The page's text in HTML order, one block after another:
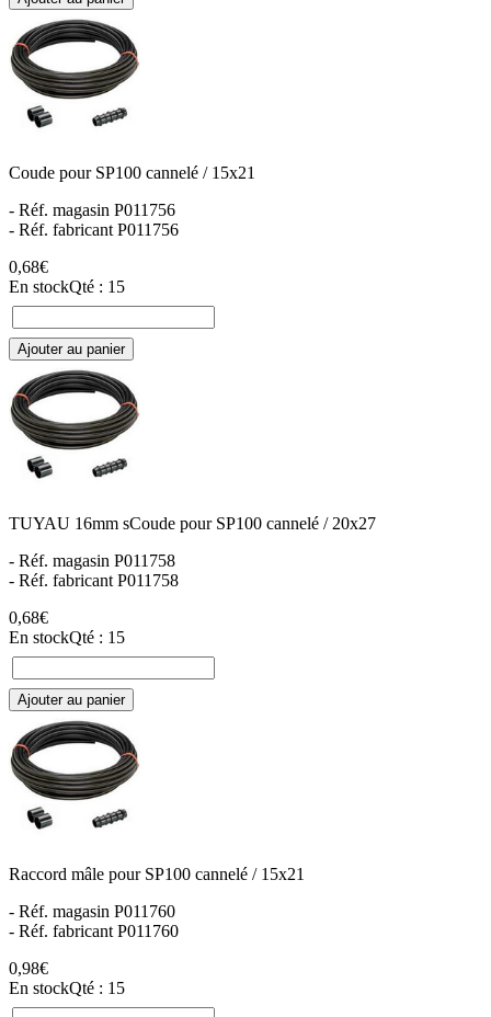
Coude pour SP100 cannelé / 15x21
- Réf. magasin P011756
- Réf. fabricant P011756
0,68€
En stockQté : 15
Ajouter au panier
TUYAU 16mm sCoude pour SP100 cannelé / 20x27
- Réf. magasin P011758
- Réf. fabricant P011758
0,68€
En stockQté : 15
Ajouter au panier
Raccord mâle pour SP100 cannelé / 15x21
- Réf. magasin P011760
- Réf. fabricant P011760
0,98€
En stockQté : 15